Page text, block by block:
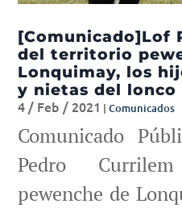
[Comunicado]Lof
del territorio
Lonquimay, los
y nietas del lonco
4 / Feb / 2021 |Comunicados
Comunicado
Pedro
pewenche de